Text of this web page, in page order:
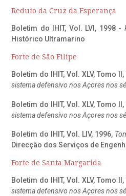
Reduto da Cruz da Esperança
Boletim do IHIT, Vol. LVI, 1998 -
Histórico Ultramarino
Forte de São Filipe
Boletim do IHIT, Vol. XLV, Tomo
sistema defensivo nos Açores nos
Boletim do IHIT, Vol. XLV, Tomo
sistema defensivo nos Açores nos
Boletim do IHIT, Vol. LIV, 1996,
Direcção dos Serviços de
Forte de Santa Margarida
Boletim do IHIT, Vol. XLV, Tomo
sistema defensivo nos Açores nos